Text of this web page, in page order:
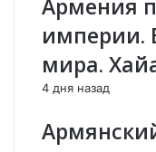
о
т
К
и
а
е
Армения
империи.
мира.
4 дня назад